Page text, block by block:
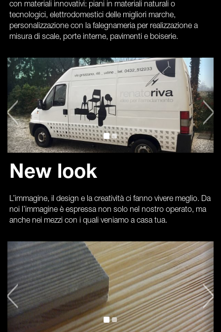
con materiali innovativi: piani in materiali naturali o
tecnologici, elettrodomestici delle migliori marche,
personalizzazione con la falegnameria per realizzazione a
misura di scale, porte interne, pavimenti e boiserie.
New look
L’immagine, il design e la creatività ci fanno vivere meglio. Da
noi l’immagine è espressa non solo nel nostro operato, ma
anche nei mezzi con i quali veniamo a casa tua.